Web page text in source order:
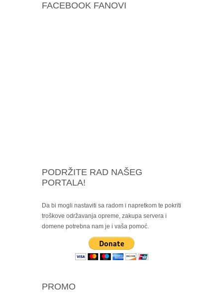
FACEBOOK FANOVI
PODRŽITE RAD NAŠEG
PORTALA!
Da bi mogli nastaviti sa radom i napretkom te pokriti
troškove održavanja opreme, zakupa servera i
domene potrebna nam je i vaša pomoć.
PROMO